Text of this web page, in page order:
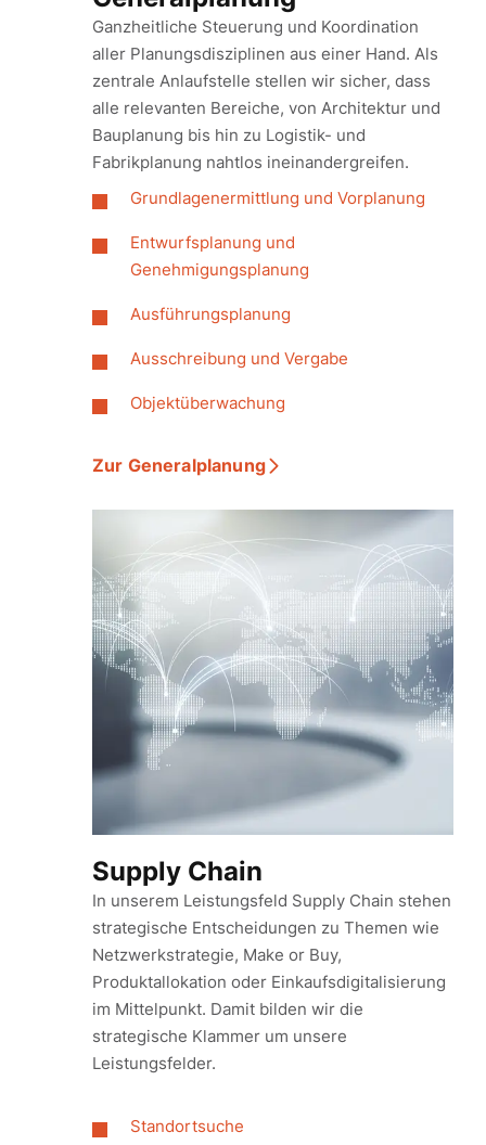
Ganzheitliche Steuerung und Koordination
aller Planungsdisziplinen aus einer Hand. Als
zentrale Anlaufstelle stellen wir sicher, dass
alle relevanten Bereiche, von Architektur und
Bauplanung bis hin zu Logistik- und
Fabrikplanung nahtlos ineinandergreifen.
Grundlagenermittlung und Vorplanung
Entwurfsplanung und
Genehmigungsplanung
Ausführungsplanung
Ausschreibung und Vergabe
Objektüberwachung
Zur Generalplanung
Supply Chain
In unserem Leistungsfeld Supply Chain stehen
strategische Entscheidungen zu Themen wie
Netzwerkstrategie, Make or Buy,
Produktallokation oder Einkaufsdigitalisierung
im Mittelpunkt. Damit bilden wir die
strategische Klammer um unsere
Leistungsfelder.
Standortsuche